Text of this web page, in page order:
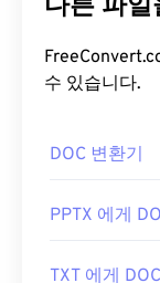
FreeConvert.com 다른
수 있습니다.
DOC 변환기
PPTX 에게
TXT 에게 DOC